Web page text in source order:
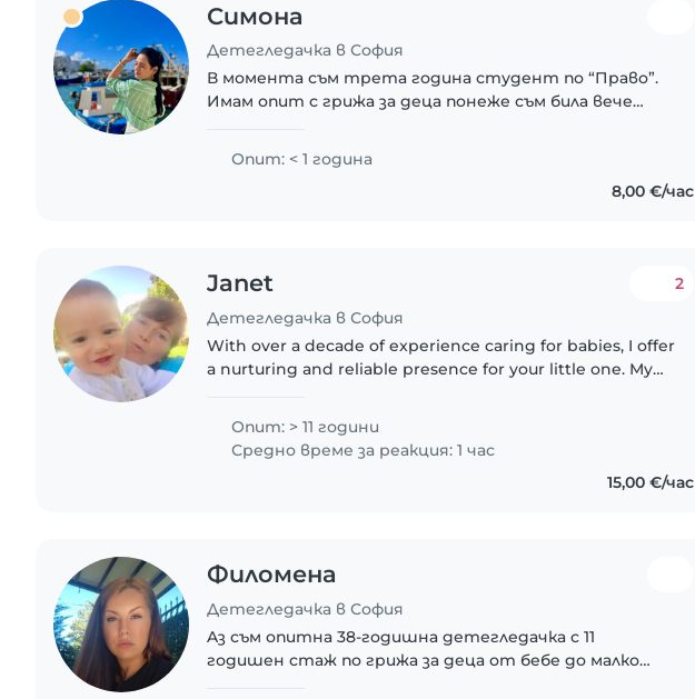
Симона
Детегледачка в София
В момента съм трета година студент по “Право”.
Имам опит с грижа за деца понеже съм била вече
Опит: < 1 година
8,00 €/час
Janet
Детегледачка в София
2
With over a decade of experience caring for babies, I offer
a nurturing and reliable presence for your little one. My
Опит: > 11 години
Средно време за реакция: 1 час
15,00 €/час
Филомена
Детегледачка в София
Aз съм опитна 38-годишна детегледачка с 11
годишен стаж по грижа за деца от бебе до малко